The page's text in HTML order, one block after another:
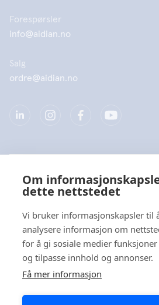
Om
dette nettstedet
Vi bruker informasjonskapsler til
analysere informasjon om
for å gi sosiale medier
og tilpasse innhold og annonser.
Få mer informasjon
Forespørsler
info@aidian.no
Salg
ordre@aidian.no
Produkter
Hurtiglenke
Personvern